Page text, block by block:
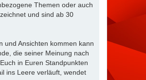
Themen oder auch
und sind ab 30
und Ansichten kommen kann
die seiner Meinung nach
in Euren Standpunkten
ins Leere verläuft, wendet